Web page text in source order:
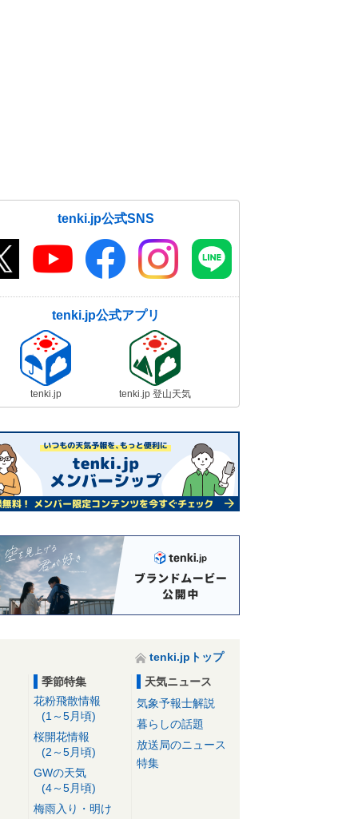
tenki.jp公式SNS
tenki.jp公式アプリ
tenki.jp tenki.jp 登山天気
tenki.jpトップ
季節特集
花粉飛散情報
(1～5月頃)
桜開花情報
(2～5月頃)
GWの天気
(4～5月頃)
梅雨入り・明け
天気ニュース
気象予報士解説
暮らしの話題
放送局のニュース
特集